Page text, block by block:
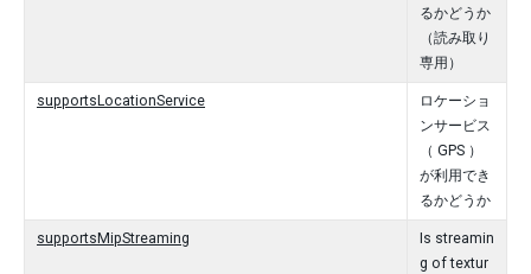
るかどうか
（読み取り
専用）
supportsLocationService
ロケーショ
ンサービス
（ GPS ）
が利用でき
るかどうか
supportsMipStreaming
Is streamin
g of textur